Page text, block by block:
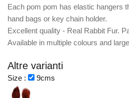
Each pom pom has elastic hangers
hand bags or key chain holder.
Excellent quality - Real Rabbit Fur.
Available in multiple colours and
Altre varianti
Size : 9cms